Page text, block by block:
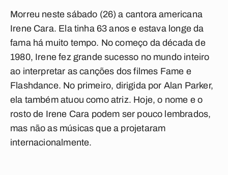
Morreu neste sábado (26) a cantora americana
Irene Cara. Ela tinha 63 anos e estava longe da
fama há muito tempo. No começo da década de
1980, Irene fez grande sucesso no mundo inteiro
ao interpretar as canções dos filmes Fame e
Flashdance. No primeiro, dirigida por Alan Parker,
ela também atuou como atriz. Hoje, o nome e o
rosto de Irene Cara podem ser pouco lembrados,
mas não as músicas que a projetaram
internacionalmente.